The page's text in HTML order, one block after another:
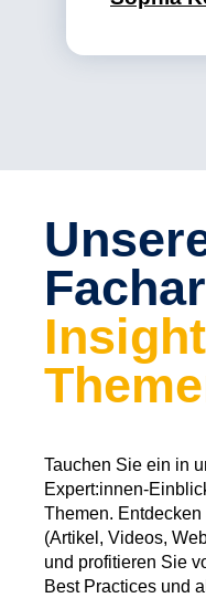
Tauchen Sie ein in
Expert:innen-
Themen.
(Artikel, Videos,
und profitieren Sie
Best Practices und